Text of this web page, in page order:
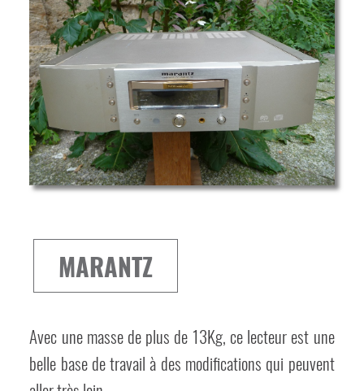
MARANTZ
Avec une masse de plus de 13Kg, ce lecteur est une
belle base de travail à des modifications qui peuvent